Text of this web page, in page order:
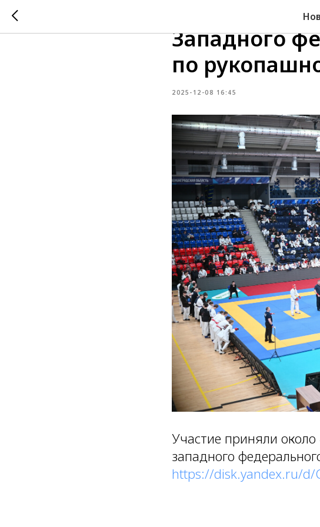
Чемпионат и
Западного
по
2025-12-08 16:45
Участие приняли около
западного
https://disk.yandex.ru/d/